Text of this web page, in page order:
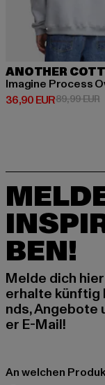
ANOTHER
Imagine Process
36,90 EUR
Derzeitiger Preis:
89,99 EUR
BEN!
Melde dich
erhalte künftig
nds, Angebote
er E-Mail!
An welchen